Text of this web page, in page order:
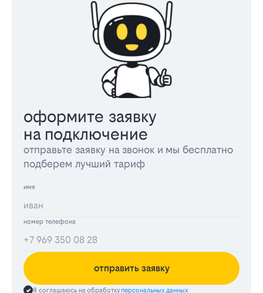
оформите заявку
на подключение
отправьте заявку на звонок и мы бесплатно
подберем лучший тариф
имя
номер телефона
отправить заявку
Я соглашаюсь на обработкуперсональных данных